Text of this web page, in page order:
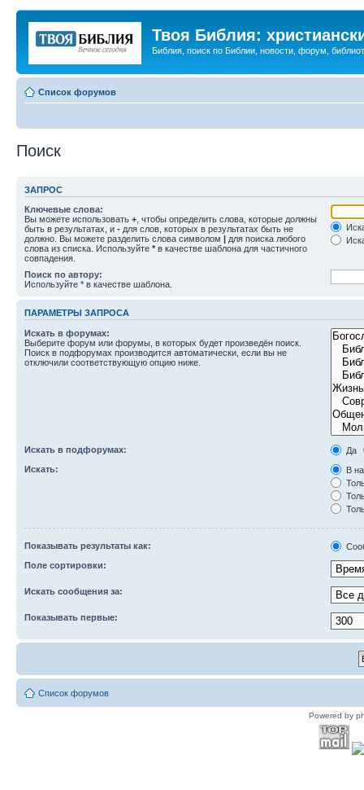
Твоя Библия:
Библия, поиск по Библии, новости, форум,
Список форумов
Поиск
ЗАПРОС
Ключевые слова:
Вы можете использовать + , чтобы определить слова, которые должны
быть в результатах, и - для слов, которых в результатах быть не
должно. Вы можете разделить слова символом | для поиска любого
слова из списка. Используйте * в качестве шаблона для частичного
совпадения.
Поиск по автору:
Используйте * в качестве шаблона.
ПАРАМЕТРЫ ЗАПРОСА
Искать в форумах:
Выберите форум или форумы, в которых будет произведён поиск.
Поиск в подфорумах производится автоматически, если вы не
отключили соответствующую опцию ниже.
Искать в подфорумах:
Да
Искать:
В
Показывать результаты как:
Поле сортировки:
Искать сообщения за:
Показывать первые:
Список форумов
Powered by